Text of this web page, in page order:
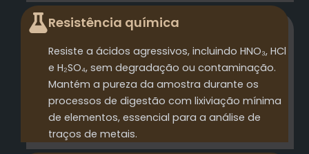
Resistência química
Resiste a ácidos agressivos, incluindo HNO₃, HCl
e H₂SO₄, sem degradação ou contaminação.
Mantém a pureza da amostra durante os
processos de digestão com lixiviação mínima
de elementos, essencial para a análise de
traços de metais.